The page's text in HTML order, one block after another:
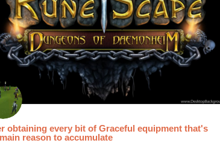
obtaining every bit of Graceful equipment that's
reason to accumulate